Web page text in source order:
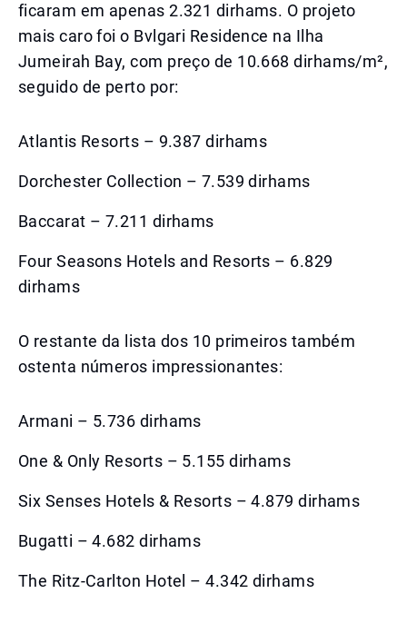
ficaram em apenas 2.321 dirhams. O projeto
mais caro foi o Bvlgari Residence na Ilha
Jumeirah Bay, com preço de 10.668 dirhams/m²,
seguido de perto por:
Atlantis Resorts – 9.387 dirhams
Dorchester Collection – 7.539 dirhams
Baccarat – 7.211 dirhams
Four Seasons Hotels and Resorts – 6.829
dirhams
O restante da lista dos 10 primeiros também
ostenta números impressionantes:
Armani – 5.736 dirhams
One & Only Resorts – 5.155 dirhams
Six Senses Hotels & Resorts – 4.879 dirhams
Bugatti – 4.682 dirhams
The Ritz-Carlton Hotel – 4.342 dirhams